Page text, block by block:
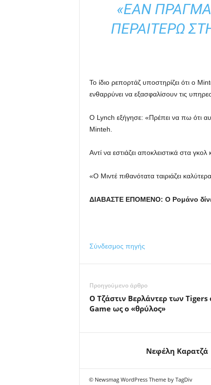
«ΕΆΝ
ΠΕΡΑΙΤΈΡΩ
Το ίδιο ρεπορτάζ υποστηρίζει ότι ο
ενθαρρύνει να εξασφαλίσουν τις
Ο Lynch εξήγησε: «Πρέπει να πω ότι
Minteh.
Αντί να εστιάζει αποκλειστικά στα
«Ο Μιντέ πιθανότατα ταιριάζει
ΔΙΑΒΑΣΤΕ ΕΠΟΜΕΝΟ: Ο Ρομάνο δίνει
Σύνδεσμος πηγής
Προηγούμενο άρθρο
Ο Τζάστιν Βερλάντερ των
Game ως ο «θρύλος»
Νεφέλη Καρατζά
© Newsmag WordPress Theme by TagDiv